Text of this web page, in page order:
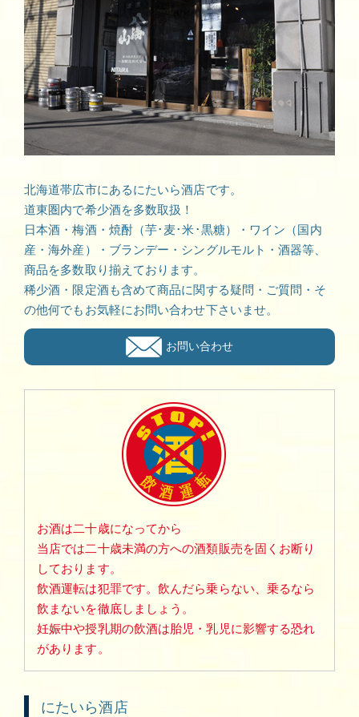
北海道帯広市にあるにたいら酒店です。
道東圏内で希少酒を多数取扱！
日本酒・梅酒・焼酎（芋･麦･米･黒糖）・ワイン（国内
産・海外産）・ブランデー・シングルモルト・酒器等、
商品を多数取り揃えております。
稀少酒・限定酒も含めて商品に関する疑問・ご質問・そ
の他何でもお気軽にお問い合わせ下さいませ。
お問い合わせ
お酒は二十歳になってから
当店では二十歳未満の方への酒類販売を固くお断り
しております。
飲酒運転は犯罪です。飲んだら乗らない、乗るなら
飲まないを徹底しましょう。
妊娠中や授乳期の飲酒は胎児・乳児に影響する恐れ
があります。
にたいら酒店